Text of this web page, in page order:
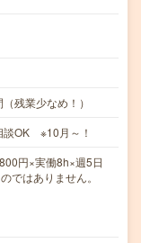
残業少なめ！）
OK ※10月～！
円×実働8h×週5日
ではありません。